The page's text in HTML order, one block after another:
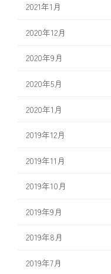
2021年1月
2020年12月
2020年9月
2020年5月
2020年1月
2019年12月
2019年11月
2019年10月
2019年9月
2019年8月
2019年7月